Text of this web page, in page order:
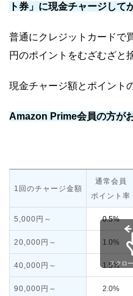
ト券」に現金チャージして
普通にクレジットカードで
円のポイントをむざむざと
現金チャージ額とポイント
Amazon Prime会員の方が
1回のチャージ金額
通常会員
ポイント率
5,000円～ 0.5%
20,000円～ 1.0%
40,000円～ 1.5%
90,000円～ 2.0%